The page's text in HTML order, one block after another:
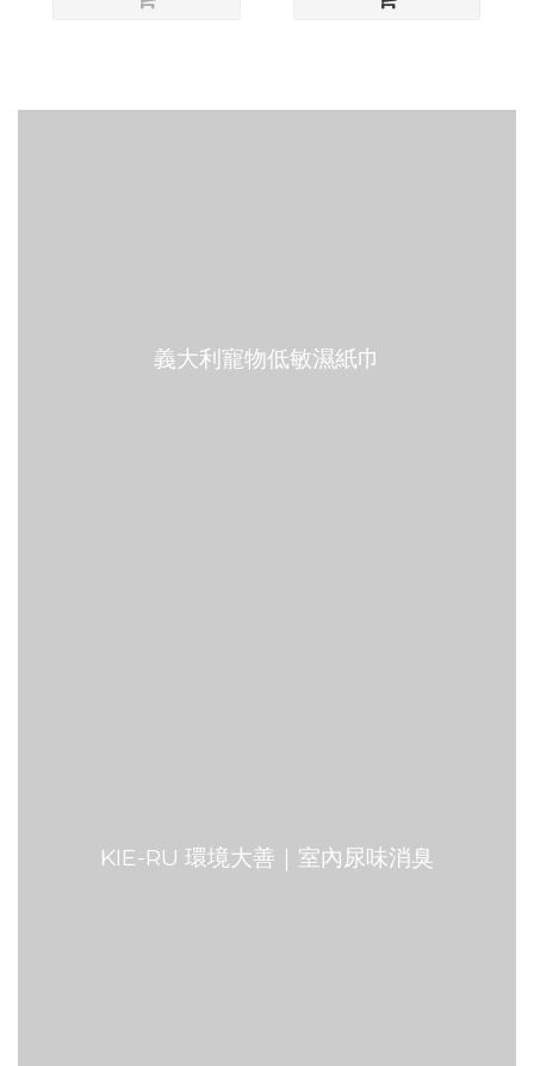
義大利寵物低敏濕紙巾
KIE-RU 環境大善｜室內尿味消臭